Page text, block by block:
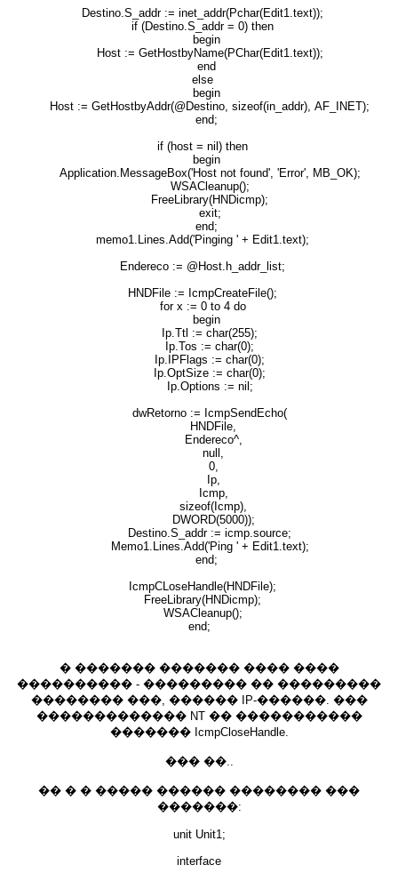
Destino.S_addr := inet_addr(Pchar(Edit1.text));
if (Destino.S_addr = 0) then
begin
Host := GetHostbyName(PChar(Edit1.text));
end
else
begin
Host := GetHostbyAddr(@Destino, sizeof(in_addr), AF_INET);
end;
if (host = nil) then
begin
Application.MessageBox('Host not found', 'Error', MB_OK);
WSACleanup();
FreeLibrary(HNDicmp);
exit;
end;
memo1.Lines.Add('Pinging ' + Edit1.text);
Endereco := @Host.h_addr_list;
HNDFile := IcmpCreateFile();
for x := 0 to 4 do
begin
Ip.Ttl := char(255);
Ip.Tos := char(0);
Ip.IPFlags := char(0);
Ip.OptSize := char(0);
Ip.Options := nil;
dwRetorno := IcmpSendEcho(
HNDFile,
Endereco^,
null,
0,
Ip,
Icmp,
sizeof(Icmp),
DWORD(5000));
Destino.S_addr := icmp.source;
Memo1.Lines.Add('Ping ' + Edit1.text);
end;
IcmpCLoseHandle(HNDFile);
FreeLibrary(HNDicmp);
WSACleanup();
end;
� ������� ������� ���� ����
���������� - ��������� �� ���������
�������� ���, ������ IP-������. ���
������������� NT �� �����������
������� IcmpCloseHandle.
��� ��..
�� � � ����� ������ �������� ���
�������:
unit Unit1;
interface